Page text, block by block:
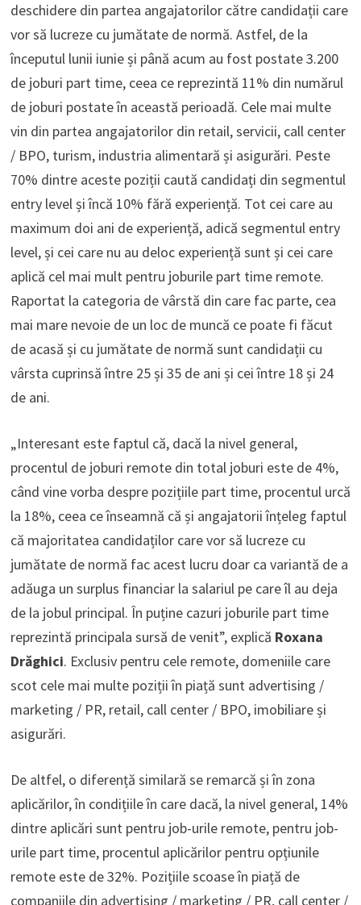
deschidere din partea angajatorilor către candidații care
vor să lucreze cu jumătate de normă. Astfel, de la
începutul lunii iunie și până acum au fost postate 3.200
de joburi part time, ceea ce reprezintă 11% din numărul
de joburi postate în această perioadă. Cele mai multe
vin din partea angajatorilor din retail, servicii, call center
/ BPO, turism, industria alimentară și asigurări. Peste
70% dintre aceste poziții caută candidați din segmentul
entry level și încă 10% fără experiență. Tot cei care au
maximum doi ani de experiență, adică segmentul entry
level, și cei care nu au deloc experiență sunt și cei care
aplică cel mai mult pentru joburile part time remote.
Raportat la categoria de vârstă din care fac parte, cea
mai mare nevoie de un loc de muncă ce poate fi făcut
de acasă și cu jumătate de normă sunt candidații cu
vârsta cuprinsă între 25 și 35 de ani și cei între 18 și 24
de ani.
„Interesant este faptul că, dacă la nivel general,
procentul de joburi remote din total joburi este de 4%,
când vine vorba despre pozițiile part time, procentul urcă
la 18%, ceea ce înseamnă că și angajatorii înțeleg faptul
că majoritatea candidaților care vor să lucreze cu
jumătate de normă fac acest lucru doar ca variantă de a
adăuga un surplus financiar la salariul pe care îl au deja
de la jobul principal. În puține cazuri joburile part time
reprezintă principala sursă de venit”, explică Roxana
Drăghici. Exclusiv pentru cele remote, domeniile care
scot cele mai multe poziții în piață sunt advertising /
marketing / PR, retail, call center / BPO, imobiliare și
asigurări.
De altfel, o diferență similară se remarcă și în zona
aplicărilor, în condițiile în care dacă, la nivel general, 14%
dintre aplicări sunt pentru job-urile remote, pentru job-
urile part time, procentul aplicărilor pentru opțiunile
remote este de 32%. Pozițiile scoase în piață de
companiile din advertising / marketing / PR, call center /